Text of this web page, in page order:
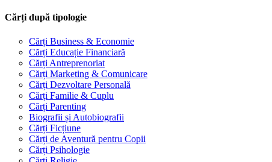
Cărți după tipologie
Cărți Business & Economie
Cărți Educație Financiară
Cărți Antreprenoriat
Cărți Marketing & Comunicare
Cărți Dezvoltare Personală
Cărți Familie & Cuplu
Cărți Parenting
Biografii și Autobiografii
Cărți Ficțiune
Cărți de Aventură pentru Copii
Cărți Psihologie